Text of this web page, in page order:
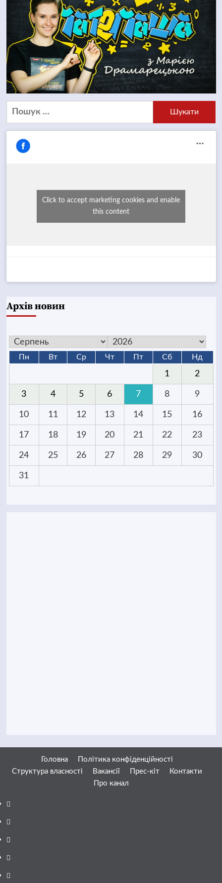
Пошук:
Click to accept marketing cookies and enable
this content
Архів новин
Пн Вт Ср Чт Пт Сб Нд
1 2
3 4 5 6 7 8 9
10 11 12 13 14 15 16
17 18 19 20 21 22 23
24 25 26 27 28 29 30
31
Головна
Політика конфіденційності
Структура власності
Вакансії Прес-кіт
Контакти
Про канал
Facebook
YouTube
Telegram
Instagram
Twitter